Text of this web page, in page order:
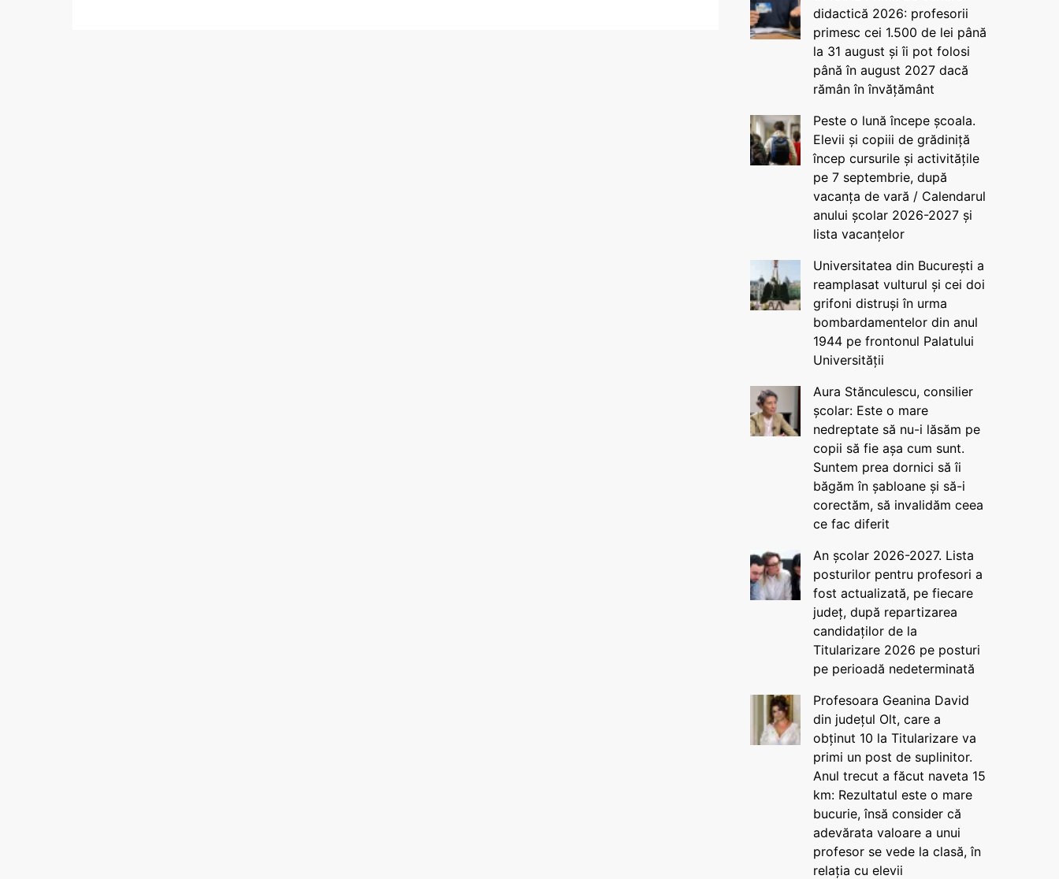
didactică 2026: profesorii
primesc cei 1.500 de lei până
la 31 august și îi pot folosi
până în august 2027 dacă
rămân în învățământ
Peste o lună începe școala.
Elevii și copiii de grădiniță
încep cursurile și activitățile
pe 7 septembrie, după
vacanța de vară / Calendarul
anului școlar 2026-2027 și
lista vacanțelor
Universitatea din București a
reamplasat vulturul și cei doi
grifoni distruși în urma
bombardamentelor din anul
1944 pe frontonul Palatului
Universității
Aura Stănculescu, consilier
școlar: Este o mare
nedreptate să nu-i lăsăm pe
copii să fie așa cum sunt.
Suntem prea dornici să îi
băgăm în șabloane și să-i
corectăm, să invalidăm ceea
ce fac diferit
An școlar 2026-2027. Lista
posturilor pentru profesori a
fost actualizată, pe fiecare
județ, după repartizarea
candidaților de la
Titularizare 2026 pe posturi
pe perioadă nedeterminată
Profesoara Geanina David
din județul Olt, care a
obținut 10 la Titularizare va
primi un post de suplinitor.
Anul trecut a făcut naveta 15
km: Rezultatul este o mare
bucurie, însă consider că
adevărata valoare a unui
profesor se vede la clasă, în
relația cu elevii